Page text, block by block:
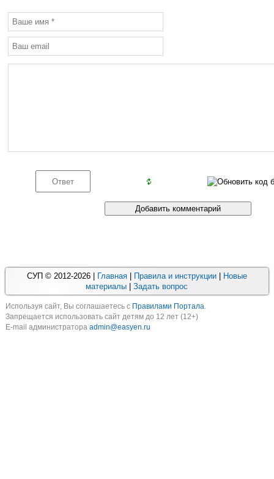
СУП © 2012-2026 | Главная| Правила и инструкции|
Новые
материалы |Задать вопрос
Используя cайт, Вы соглашаетесь с Правилами Портала.
Запрещается использовать сайт детям до 12 лет (12+)
E-mail администратора admin@easyen.ru